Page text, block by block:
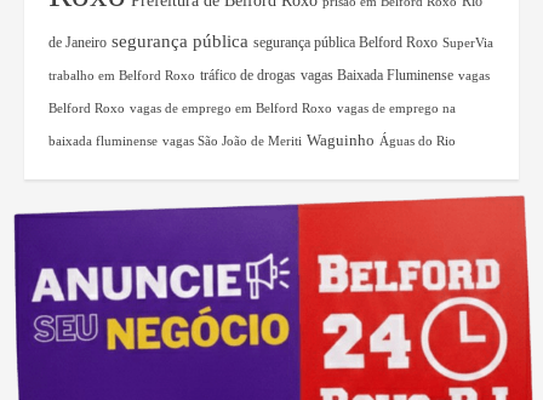
de Janeiro segurança pública segurança pública Belford Roxo SuperVia
trabalho em Belford Roxo tráfico de drogas vagas Baixada Fluminense vagas
Belford Roxo vagas de emprego em Belford Roxo vagas de emprego na
baixada fluminense vagas São João de Meriti Waguinho Águas do Rio